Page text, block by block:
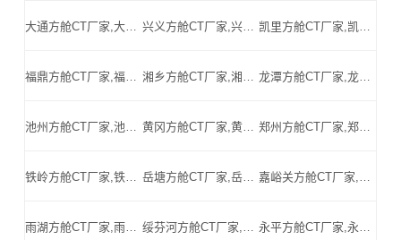
大通方舱CT厂家,大通方舱式CT,大通CT方舱,大通方舱CT,大通医用CT方舱,大通移动方舱CT-大通医用CT方舱公司 兴义方舱CT厂家,兴义方舱式CT,兴义CT方舱,兴义方舱CT,兴义医用CT方舱,兴义移动方舱CT-兴义医用CT方舱公司 凯里方舱CT厂家,凯里方舱式CT,凯里CT方舱,凯里方舱CT,凯里医用CT方舱,凯里移动方舱CT-凯里医用CT方舱公司
福鼎方舱CT厂家,福鼎方舱式CT,福鼎CT方舱,福鼎方舱CT,福鼎医用CT方舱,福鼎移动方舱CT-福鼎医用CT方舱公司 湘乡方舱CT厂家,湘乡方舱式CT,湘乡CT方舱,湘乡方舱CT,湘乡医用CT方舱,湘乡移动方舱CT-湘乡医用CT方舱公司 龙潭方舱CT厂家,龙潭方舱式CT,龙潭CT方舱,龙潭方舱CT,龙潭医用CT方舱,龙潭移动方舱CT-龙潭医用CT方舱公司
池州方舱CT厂家,池州方舱式CT,池州CT方舱,池州方舱CT,池州医用CT方舱,池州移动方舱CT-池州医用CT方舱公司 黄冈方舱CT厂家,黄冈方舱式CT,黄冈CT方舱,黄冈方舱CT,黄冈医用CT方舱,黄冈移动方舱CT-黄冈医用CT方舱公司 郑州方舱CT厂家,郑州方舱式CT,郑州CT方舱,郑州方舱CT,郑州医用CT方舱,郑州移动方舱CT-郑州医用CT方舱公司
铁岭方舱CT厂家,铁岭方舱式CT,铁岭CT方舱,铁岭方舱CT,铁岭医用CT方舱,铁岭移动方舱CT-铁岭医用CT方舱公司 岳塘方舱CT厂家,岳塘方舱式CT,岳塘CT方舱,岳塘方舱CT,岳塘医用CT方舱,岳塘移动方舱CT-岳塘医用CT方舱公司 嘉峪关方舱CT厂家,嘉峪关方舱式CT,嘉峪关CT方舱,嘉峪关方舱CT,嘉峪关医用CT方舱,嘉峪关移动方舱CT-嘉峪关医用CT方舱公司
雨湖方舱CT厂家,雨湖方舱式CT,雨湖CT方舱,雨湖方舱CT,雨湖医用CT方舱,雨湖移动方舱CT-雨湖医用CT方舱公司 绥芬河方舱CT厂家,绥芬河方舱式CT,绥芬河CT方舱,绥芬河方舱CT,绥芬河医用CT方舱,绥芬河移动方舱CT-绥芬河医用CT方舱公司 永平方舱CT厂家,永平方舱式CT,永平CT方舱,永平方舱CT,永平医用CT方舱,永平移动方舱CT-永平医用CT方舱公司